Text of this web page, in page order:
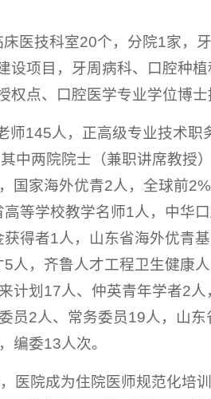
医技科室20个，分院1家，
设项目 ， 牙周病科、口腔种
点、口腔医学专业学位博士
师145人，正高级专业技术
中两院院士（兼职讲席教授
国家海外优青2人，全球前
等学校教学名师1人，中华
得者1人，山东省海外优青
人，齐鲁人才工程卫生健康
计划17人、仲英青年学者2
员2人、常务委员19人，山
编委13人次。
医院成为住院医师规范化培